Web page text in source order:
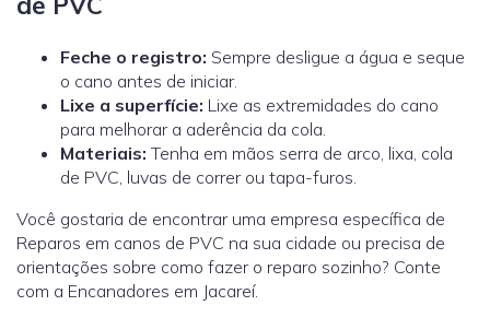
Feche o registro: Sempre desligue a água e seque
o cano antes de iniciar.
Lixe a superfície: Lixe as extremidades do cano
para melhorar a aderência da cola.
Materiais: Tenha em mãos serra de arco, lixa, cola
de PVC, luvas de correr ou tapa-furos.
Você gostaria de encontrar uma empresa específica de
Reparos em canos de PVC na sua cidade ou precisa de
orientações sobre como fazer o reparo sozinho? Conte
com a Encanadores em Jacareí.